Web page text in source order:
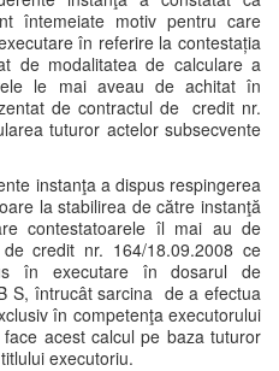
întemeiate motiv pentru care
în referire la contestația
de modalitatea de calculare a
le mai aveau de achitat în
de contractul de credit nr.
tuturor actelor subsecvente
instanţa a dispus respingerea
la stabilirea de către instanţă
contestatoarele îl mai au de
credit nr. 164/18.09.2008 ce
în executare în dosarul de
S, întrucât sarcina de a efectua
în competenţa executorului
acest calcul pe baza tuturor
executoriu.